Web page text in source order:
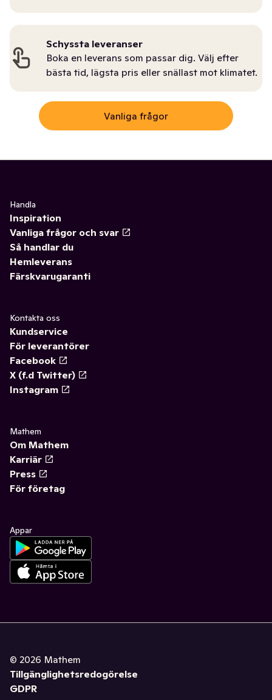
Schyssta leveranser
Boka en leverans som passar dig. Välj efter
bästa tid, lägsta pris eller snällast mot klimatet.
Vanliga frågor
Handla
Inspiration
Vanliga frågor och svar
Så handlar du
Hemleverans
Färskvarugaranti
Kontakta oss
Kundservice
För leverantörer
Facebook
X (f.d Twitter)
Instagram
Mathem
Om Mathem
Karriär
Press
För företag
Appar
© 2026 Mathem
Tillgänglighetsredogörelse
GDPR